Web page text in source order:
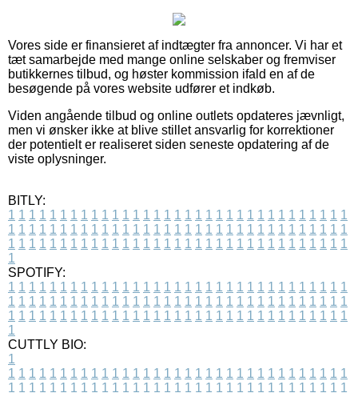
Vores side er finansieret af indtægter fra annoncer. Vi har et
tæt samarbejde med mange online selskaber og fremviser
butikkernes tilbud, og høster kommission ifald en af de
besøgende på vores website udfører et indkøb.
Viden angående tilbud og online outlets opdateres jævnligt,
men vi ønsker ikke at blive stillet ansvarlig for korrektioner
der potentielt er realiseret siden seneste opdatering af de
viste oplysninger.
BITLY:
1 1 1 1 1 1 1 1 1 1 1 1 1 1 1 1 1 1 1 1 1 1 1 1 1 1 1 1 1 1 1 1 1
1 1 1 1 1 1 1 1 1 1 1 1 1 1 1 1 1 1 1 1 1 1 1 1 1 1 1 1 1 1 1 1 1
1 1 1 1 1 1 1 1 1 1 1 1 1 1 1 1 1 1 1 1 1 1 1 1 1 1 1 1 1 1 1 1 1
1
SPOTIFY:
1 1 1 1 1 1 1 1 1 1 1 1 1 1 1 1 1 1 1 1 1 1 1 1 1 1 1 1 1 1 1 1 1
1 1 1 1 1 1 1 1 1 1 1 1 1 1 1 1 1 1 1 1 1 1 1 1 1 1 1 1 1 1 1 1 1
1 1 1 1 1 1 1 1 1 1 1 1 1 1 1 1 1 1 1 1 1 1 1 1 1 1 1 1 1 1 1 1 1
1
CUTTLY BIO:
1
1 1 1 1 1 1 1 1 1 1 1 1 1 1 1 1 1 1 1 1 1 1 1 1 1 1 1 1 1 1 1 1 1
1 1 1 1 1 1 1 1 1 1 1 1 1 1 1 1 1 1 1 1 1 1 1 1 1 1 1 1 1 1 1 1 1